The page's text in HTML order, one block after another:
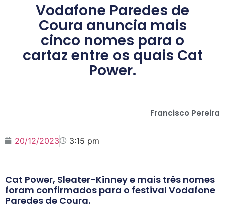
Vodafone Paredes de
Coura anuncia mais
cinco nomes para o
cartaz entre os quais Cat
Power.
Francisco Pereira
20/12/2023 3:15 pm
Cat Power, Sleater-Kinney e mais três nomes
foram confirmados para o festival Vodafone
Paredes de Coura.